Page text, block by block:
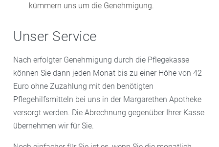
kümmern uns um die Genehmigung.
Unser Service
Nach erfolgter Genehmigung durch die Pflegekasse
können Sie dann jeden Monat bis zu einer Höhe von 42
Euro ohne Zuzahlung mit den benötigten
Pflegehilfsmitteln bei uns in der Margarethen Apotheke
versorgt werden. Die Abrechnung gegenüber Ihrer Kasse
übernehmen wir für Sie.